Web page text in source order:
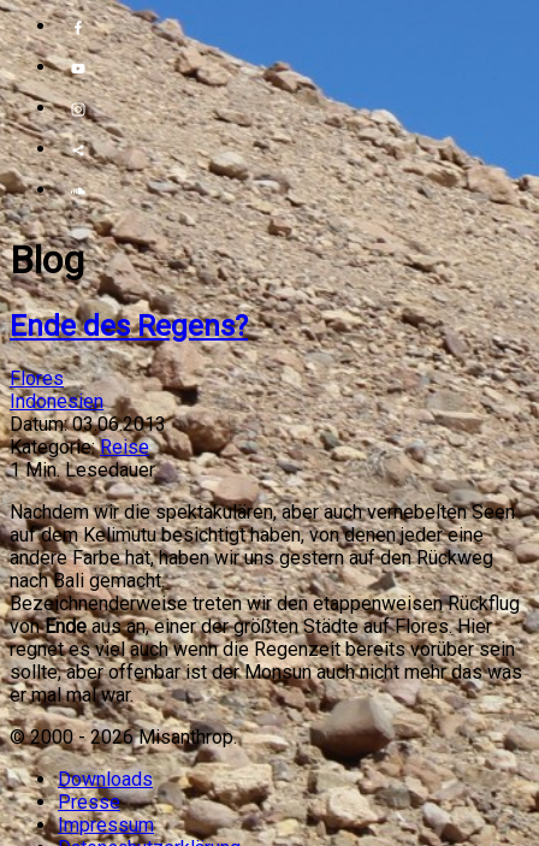
Blog
Ende des Regens?
Flores
Indonesien
Datum: 03.06.2013
Kategorie: Reise
1Min. Lesedauer
Nachdem wir die spektakulären, aber auch vernebelten Seen
auf dem Kelimutu besichtigt haben, von denen jeder eine
andere Farbe hat, haben wir uns gestern auf den Rückweg
nach Bali gemacht.
Bezeichnenderweise treten wir den etappenweisen Rückflug
vonEndeaus an, einer der größten Städte auf Flores. Hier
regnet es viel auch wenn die Regenzeit bereits vorüber sein
sollte, aber offenbar ist der Monsun auch nicht mehr das was
er mal mal war.
© 2000 -2026Misanthrop.
Downloads
Presse
Impressum